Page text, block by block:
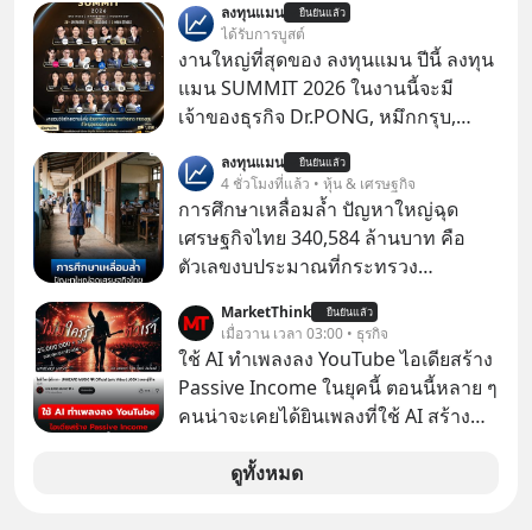
กว่าครึ่งโลก ถูกมหาเศรษฐีคู่แข่งทุ่มเงิน
ซื้อกิจการไป? นี่คือเรื่องจริงของ
MySQL ฐานข้อมูลระดับตำนานที่
โปรแกรมเมอร์คนหนึ่งใช้เวลา 27 ปี
ปลุกปั้นและตั้งชื่อตามลูกสาวของตัวเอง
เมื่อรู้ว่าผลงานชิ้นเอกกำลังจะตกไปอยู่
ในมือของอาณาจักรที่จ้องจะทำลายมัน
เขาถึงขั้นต้องเขียนจดหมายเปิดผนึก
ขอร้องคนทั้งอินเทอร์เน็ตให้ช่วยหยุดยั้ง
ดีลนี้! เกิดอะไรขึ้นหลังจากการควบรวม
กิจการครั้งประวัติศาสตร์? ยักษ์ใหญ่
ตั้งใจซื้อไปพัฒนาต่อ หรือแค่ซื้อไป “ฆ่า”
ให้พ้นทางกันแน่? และทำไมจุดจบของ
เรื่องนี้ ถึงเป็นการฆาตกรรมแบบสโลว์
โมชันที่ไม่มีแม้แต่ศพให้เห็น? เลือกฟัง
ติดตาม PodCast ช่อง Geek Forever’s
ลงทุนแมน ยืนยันแล้ว
ได้รับการบูสต์
งานใหญ่ที่สุดของ ลงทุนแมน ปีนี้ ลงทุน
แมน SUMMIT 2026 ในงานนี้จะมี
เจ้าของธุรกิจ Dr.PONG, หมึกกรุบ,
Fastwork, MizuMi, KARMART, อิชิตัน
มาแชร์ความรู้การสร้างธุรกิจ
ลงทุนแมน ยืนยันแล้ว
4 ชั่วโมงที่แล้ว • หุ้น & เศรษฐกิจ
การศึกษาเหลื่อมล้ำ ปัญหาใหญ่ฉุด
เศรษฐกิจไทย 340,584 ล้านบาท คือ
ตัวเลขงบประมาณที่กระทรวง
รายจ่ายประจำปี 2568 ซึ่งมากที่สุดเป็น
อันดับ 2 รองจากกระทรวงการคลัง
MarketThink ยืนยันแล้ว
เมื่อวาน เวลา 03:00 • ธุรกิจ
ใช้ AI ทำเพลงลง YouTube ไอเดียสร้าง
Passive Income ในยุคนี้ ตอนนี้หลาย ๆ
คนน่าจะเคยได้ยินเพลงที่ใช้ AI สร้าง
รู้ตัวเรา” จากช่องชื่อว่า UNHEARD
ดูทั้งหมด